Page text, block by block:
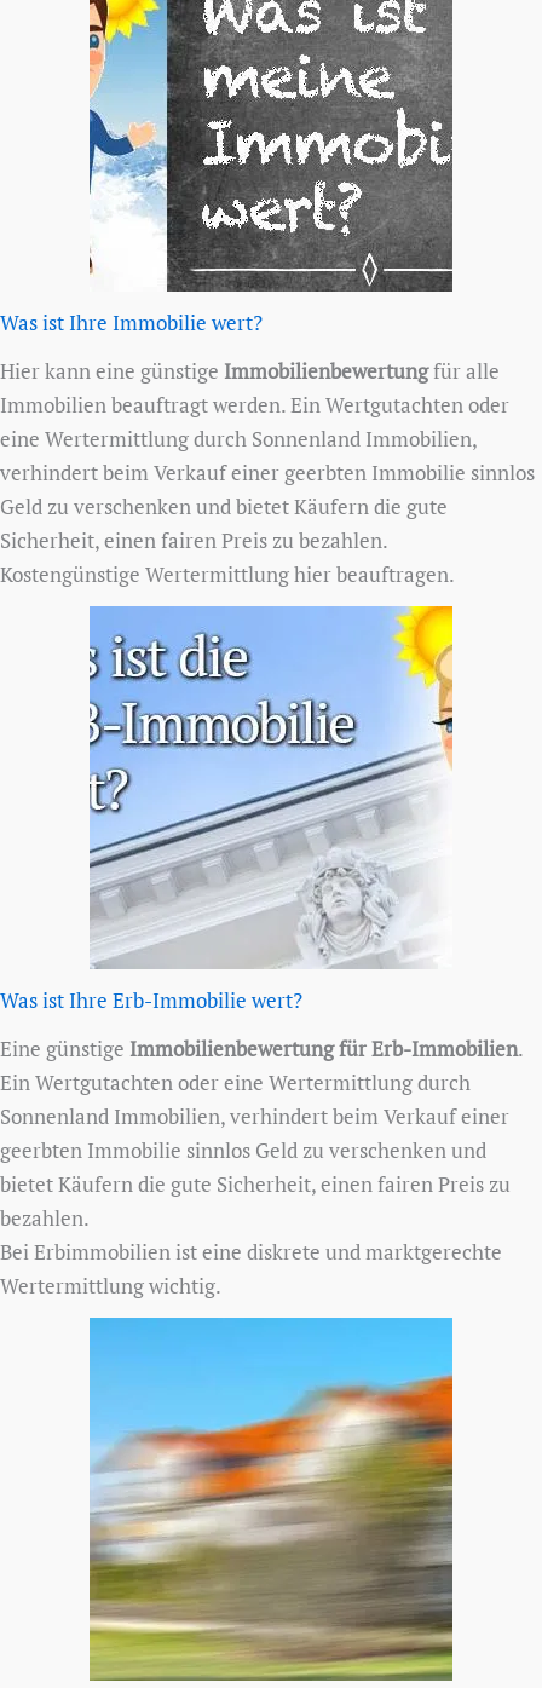
Was ist Ihre Immobilie wert?
Hier kann eine günstige Immobilienbewertungfür alle
Immobilien beauftragt werden. Ein Wertgutachten oder
eine Wertermittlung durch Sonnenland Immobilien,
verhindert beim Verkauf einer geerbten Immobilie sinnlos
Geld zu verschenken und bietet Käufern die gute
Sicherheit, einen fairen Preis zu bezahlen.
Kostengünstige Wertermittlung hier beauftragen.
Was ist Ihre Erb-Immobilie wert?
Eine günstige Immobilienbewertung für Erb-Immobilien.
Ein Wertgutachten oder eine Wertermittlung durch
Sonnenland Immobilien, verhindert beim Verkauf einer
geerbten Immobilie sinnlos Geld zu verschenken und
bietet Käufern die gute Sicherheit, einen fairen Preis zu
bezahlen.
Bei Erbimmobilien ist eine diskrete und marktgerechte
Wertermittlung wichtig.